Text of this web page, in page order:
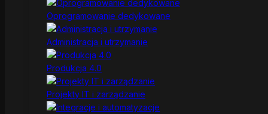
Oprogramowanie dedykowane
Administracja i utrzymanie
Produkcja 4.0
Projekty IT i zarządzanie